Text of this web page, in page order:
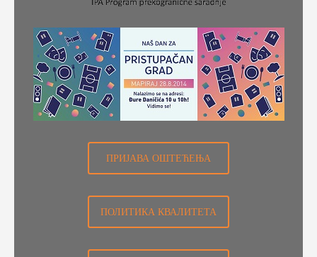
ПРИЈАВА ОШТЕЋЕЊА
ПОЛИТИКА КВАЛИТЕТА